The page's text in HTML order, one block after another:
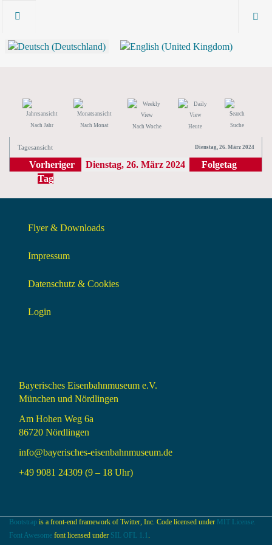
Nach Jahr Nach Monat Nach Woche Heute Suche
Tagesansicht Dienstag, 26. März 2024
Vorheriger
Tag
Dienstag, 26. März 2024 Folgetag
Flyer & Downloads
Impressum
Datenschutz & Cookies
Login
Bayerisches Eisenbahnmuseum e.V.
München und Nördlingen
Am Hohen Weg 6a
86720 Nördlingen
info@bayerisches-eisenbahnmuseum.de
+49 9081 24309 (9 – 18 Uhr)
Bootstrap is a front-end framework of Twitter, Inc. Code licensed under MIT License.
Font Awesome font licensed under SIL OFL 1.1 .